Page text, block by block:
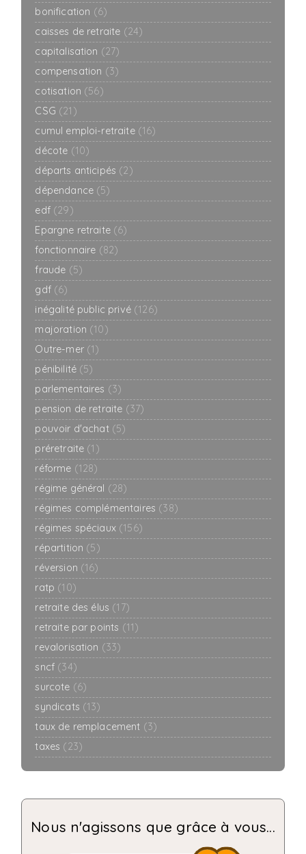
bonification (6)
caisses de retraite (24)
capitalisation (27)
compensation (3)
cotisation (56)
CSG (21)
cumul emploi-retraite (16)
décote (10)
départs anticipés (2)
dépendance (5)
edf (29)
Epargne retraite (6)
fonctionnaire (82)
fraude (5)
gdf (6)
inégalité public privé (126)
majoration (10)
Outre-mer (1)
pénibilité (5)
parlementaires (3)
pension de retraite (37)
pouvoir d'achat (5)
préretraite (1)
réforme (128)
régime général (28)
régimes complémentaires (38)
régimes spéciaux (156)
répartition (5)
réversion (16)
ratp (10)
retraite des élus (17)
retraite par points (11)
revalorisation (33)
sncf (34)
surcote (6)
syndicats (13)
taux de remplacement (3)
taxes (23)
Nous n'agissons que grâce à vous...